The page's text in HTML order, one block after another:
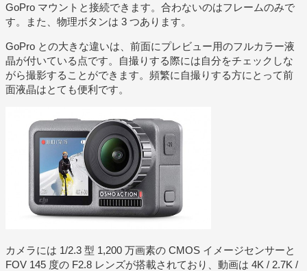
GoPro マウントと接続できます。合わないのはフレームのみで
す。また、物理ボタンは 3 つあります。
GoPro との大きな違いは、前面にプレビュー用のフルカラー液
晶が付いている点です。自撮りする際には自分をチェックしな
がら撮影することができます。頻繁に自撮りする方にとって前
面液晶はとても便利です。
カメラには 1/2.3 型 1,200 万画素の CMOS イメージセンサーと
FOV 145 度の F2.8 レンズが搭載されており、動画は 4K / 2.7K /